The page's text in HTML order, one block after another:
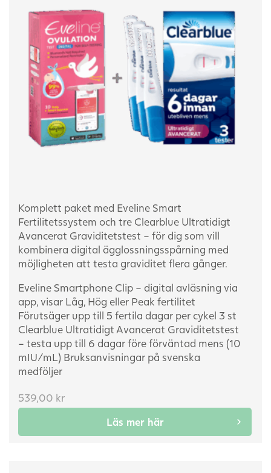
Komplett paket med Eveline Smart
Fertilitetssystem och tre Clearblue Ultratidigt
Avancerat Graviditetstest – för dig som vill
kombinera digital ägglossningsspårning med
möjligheten att testa graviditet flera gånger.
Eveline Smartphone Clip – digital avläsning via
app, visar Låg, Hög eller Peak fertilitet
Förutsäger upp till 5 fertila dagar per cykel 3 st
Clearblue Ultratidigt Avancerat Graviditetstest
– testa upp till 6 dagar före förväntad mens (10
mIU/mL) Bruksanvisningar på svenska
medföljer
539,00 kr
Läs mer här